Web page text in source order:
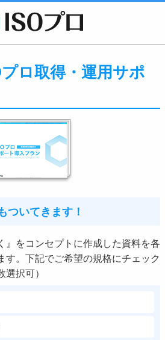
ロ取得・運用サポ
ついてきます！
』をコンセプトに作成した資料を各
す。下記でご希望の規格にチェック
択可）